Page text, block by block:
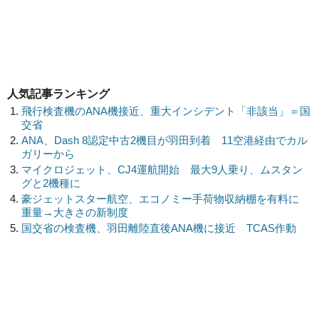
人気記事ランキング
飛行検査機のANA機接近、重大インシデント「非該当」＝国
交省
ANA、Dash 8認定中古2機目が羽田到着 11空港経由でカル
ガリーから
マイクロジェット、CJ4運航開始 最大9人乗り、ムスタン
グと2機種に
豪ジェットスター航空、エコノミー手荷物収納棚を有料に
重量→大きさの新制度
国交省の検査機、羽田離陸直後ANA機に接近 TCAS作動